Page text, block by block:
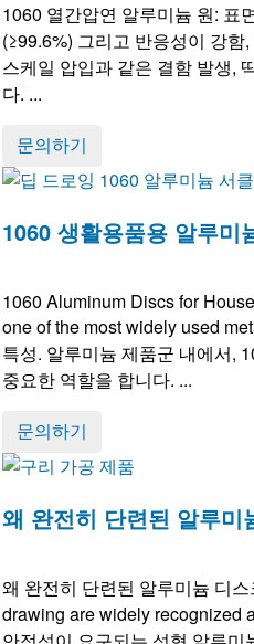
1060 열간압연 알루미늄 원: 표
(≥99.6%) 그리고 반응성이 강
스케일 압입과 같은 결함 발생,
다. ...
문의하기
1060 생활용품용 알루미
1060 Aluminum Discs for
one of the most widely used
특성. 알루미늄 제품군 내에서,
중요한 역할을 합니다. ...
문의하기
왜 완전히 단련된 알루
왜 완전히 단련된 알루미늄 디
drawing are widely recognized